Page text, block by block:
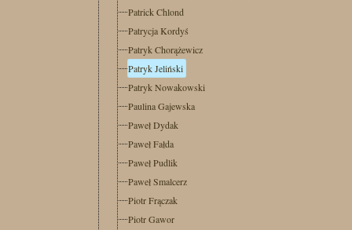
Patrick Chlond
Patrycja Kordyś
Patryk Chorążewicz
Patryk Jeliński
Patryk Nowakowski
Paulina Gajewska
Paweł Dydak
Paweł Fałda
Paweł Pudlik
Paweł Smalcerz
Piotr Frączak
Piotr Gawor